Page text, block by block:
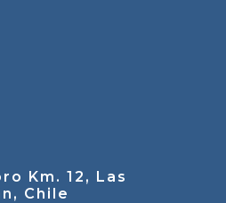
Km. 12, Las
Chile